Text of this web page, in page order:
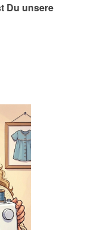
Du unsere